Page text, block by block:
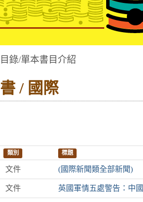
錄/單本書目介紹
/ 國際
類別 標題
文件 (國際新聞類全部新聞)
文件 英國軍情五處警告：中